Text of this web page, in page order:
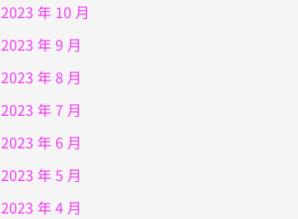
2023 年 10 月
2023 年 9 月
2023 年 8 月
2023 年 7 月
2023 年 6 月
2023 年 5 月
2023 年 4 月